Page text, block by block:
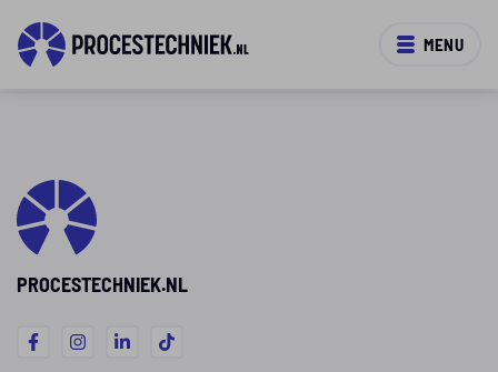
MENU
PROCESTECHNIEK.NL